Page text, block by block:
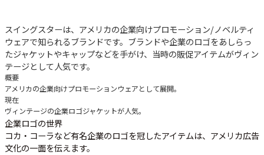
スイングスターは、アメリカの企業向けプロモーション/ノベルティ
ウェアで知られるブランドです。ブランドや企業のロゴをあしらっ
たジャケットやキャップなどを手がけ、当時の販促アイテムがヴィン
テージとして人気です。
概要
アメリカの企業向けプロモーションウェアとして展開。
現在
ヴィンテージの企業ロゴジャケットが人気。
企業ロゴの世界
コカ・コーラなど有名企業のロゴを冠したアイテムは、アメリカ広告
文化の一面を伝えます。